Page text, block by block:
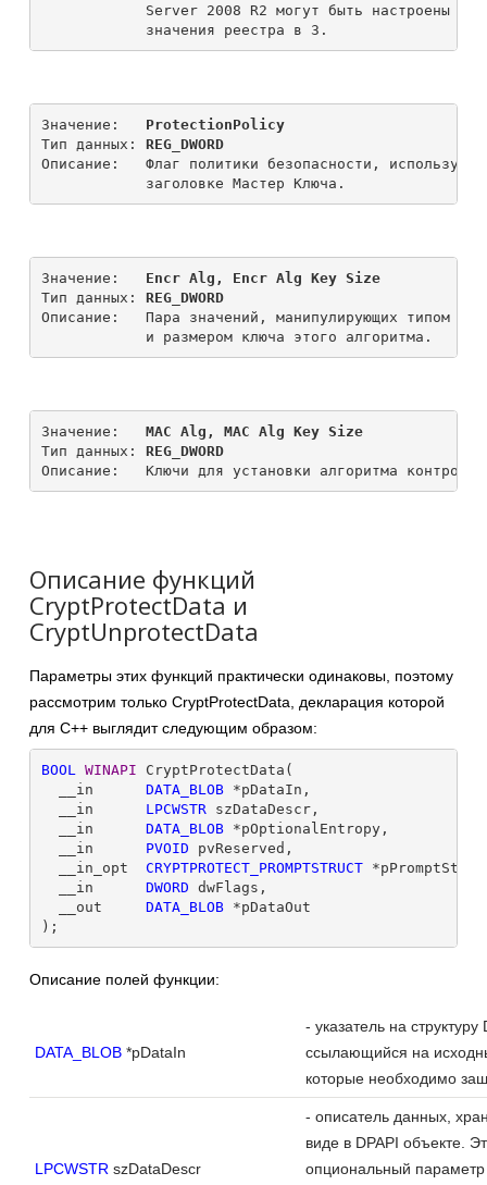
Server 2008 R2 могут быть настроены
Значение: ProtectionPolicy
Тип данных: REG_DWORD
Описание:   Флаг политики безопасности,
Значение: Encr Alg, Encr Alg Key Size
Тип данных: REG_DWORD
Описание:   Пара значений, манипулирующих типом
Значение: MAC Alg, MAC Alg Key Size
Тип данных: REG_DWORD
Описание функций
CryptProtectData и
CryptUnprotectData
Параметры этих функций практически одинаковы, поэтому
рассмотрим только CryptProtectData, декларация которой
для C++ выглядит следующим образом:
BOOL WINAPI CryptProtectData(
  __in
DATA_BLOB *pDataIn,
  __in
LPCWSTR szDataDescr,
  __in
DATA_BLOB *pOptionalEntropy,
  __in
PVOID pvReserved,
  __in_opt
CRYPTPROTECT_PROMPTSTRUCT
  __in
DWORD dwFlags,
  __out
DATA_BLOB *pDataOut
Описание полей функции:
DATA_BLOB *pDataIn
- указатель на структуру
ссылающийся на
которые необходимо
LPCWSTR szDataDescr
- описатель данных,
виде в DPAPI объекте.
опциональный параметр